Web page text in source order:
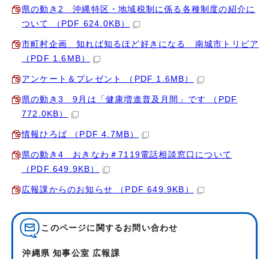
県の動き2 沖縄特区・地域税制に係る各種制度の紹介に
ついて （PDF 624.0KB）
市町村企画 知れば知るほど好きになる 南城市トリビア
（PDF 1.6MB）
アンケート＆プレゼント （PDF 1.6MB）
県の動き3 9月は「健康増進普及月間」です （PDF
772.0KB）
情報ひろば （PDF 4.7MB）
県の動き4 おきなわ＃7119電話相談窓口について
（PDF 649.9KB）
広報課からのお知らせ （PDF 649.9KB）
このページに関する お問い合わせ
沖縄県 知事公室 広報課